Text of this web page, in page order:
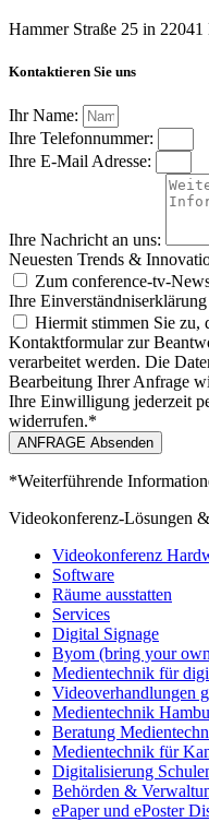
Hammer Straße 25 in
Kontaktieren Sie uns
Ihr Name:
Ihre Telefonnummer:
Ihre E-Mail Adresse:
Ihre Nachricht an uns:
Neuesten Trends &
Zum conference‑tv-
Ihre Einverständniserklärung
Hiermit stimmen Sie zu,
Kontaktformular zur
verarbeitet werden. Die
Bearbeitung Ihrer Anfrage
Ihre Einwilligung jederzeit
widerrufen.*
ANFRAGE Absenden
*Weiterführende
Videokonferenz-Lösungen
Videokonferenz
Software
Räume ausstatten
Services
Digital Signage
Byom (bring your
Medientechnik für
Videoverhandlungen
Medientechnik
Beratung
Medientechnik für
Digitalisierung
Behörden &
ePaper und ePoster